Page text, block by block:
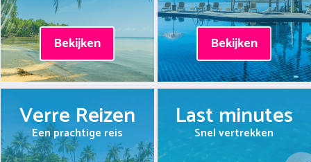
Bekijken Bekijken
Verre Reizen
Een prachtige reis
Last minutes
Snel vertrekken